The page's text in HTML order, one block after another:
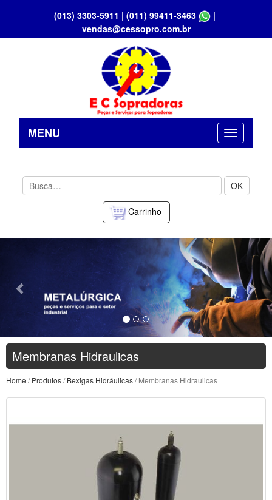
(013) 3303-5911 | (011) 99411-3463
|
vendas@cessopro.com.br
MENU
OK
Carrinho
Previous
Membranas Hidraulicas
Home /Produtos/Bexigas Hidráulicas/ Membranas Hidraulicas